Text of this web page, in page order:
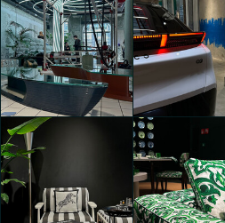
Lynk & Co presenta
"LYNES MILAN"
Isabella Erika
Schmalzbauer
Lynk & Co presenta
"LYNES MILAN"
Isabella Erika
Schmalzbauer
Lynk & Co presenta
"LYNES MILAN"
Isabella Erika
Lynk & Co presenta
"LYNES MILAN"
Isabella Erika